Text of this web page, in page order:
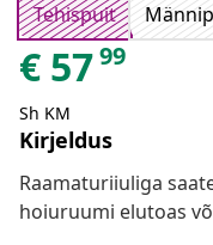
Tehispuit
€ 5799
Sh KM
Kirjeldus
Raamaturiiuliga
hoiuruumi elutoas